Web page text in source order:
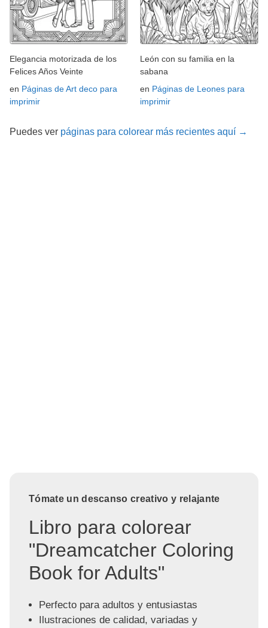
Elegancia motorizada de los
Felices Años Veinte
en Páginas de Art deco para
imprimir
León con su familia en la
sabana
en Páginas de Leones para
imprimir
Puedes ver páginas para colorear más recientes aquí →
Tómate un descanso creativo y relajante
Libro para colorear
"Dreamcatcher Coloring
Book for Adults"
Perfecto para adultos y entusiastas
Ilustraciones de calidad, variadas y